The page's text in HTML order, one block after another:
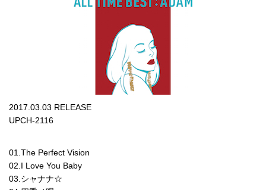
2017.03.03 RELEASE
UPCH-2116
01.The Perfect Vision
02.I Love You Baby
03.シャナナ☆